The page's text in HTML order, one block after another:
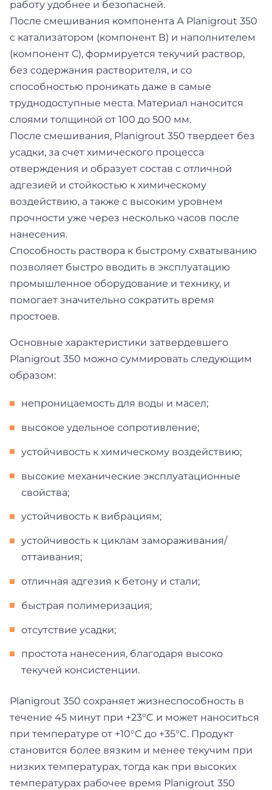
работу удобнее и безопасней.
После смешивания компонента А Planigrout 350
с катализатором (компонент В) и наполнителем
(компонент С), формируется текучий раствор,
без содержания растворителя, и со
способностью проникать даже в самые
труднодоступные места. Материал наносится
слоями толщиной от 100 до 500 мм.
После смешивания, Planigrout 350 твердеет без
усадки, за счет химического процесса
отверждения и образует состав с отличной
адгезией и стойкостью к химическому
воздействию, а также с высоким уровнем
прочности уже через несколько часов после
нанесения.
Способность раствора к быстрому схватыванию
позволяет быстро вводить в эксплуатацию
промышленное оборудование и технику, и
помогает значительно сократить время
простоев.
Основные характеристики затвердевшего
Planigrout 350 можно суммировать следующим
образом:
непроницаемость для воды и масел;
высокое удельное сопротивление;
устойчивость к химическому воздействию;
высокие механические эксплуатационные
свойства;
устойчивость к вибрациям;
устойчивость к циклам замораживания/
оттаивания;
отличная адгезия к бетону и стали;
быстрая полимеризация;
отсутствие усадки;
простота нанесения, благодаря высоко
текучей консистенции.
Planigrout 350 сохраняет жизнеспособность в
течение 45 минут при +23°C и может наноситься
при температуре от +10°C до +35°C. Продукт
становится более вязким и менее текучим при
низких температурах, тогда как при высоких
температурах рабочее время Planigrout 350